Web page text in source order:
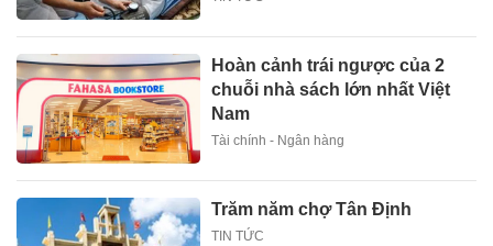
Hoàn cảnh trái ngược của 2
chuỗi nhà sách lớn nhất Việt
Nam
Tài chính - Ngân hàng
Trăm năm chợ Tân Định
TIN TỨC